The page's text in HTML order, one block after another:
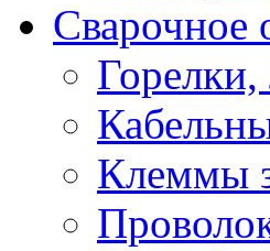
Сварочное
Клеммы